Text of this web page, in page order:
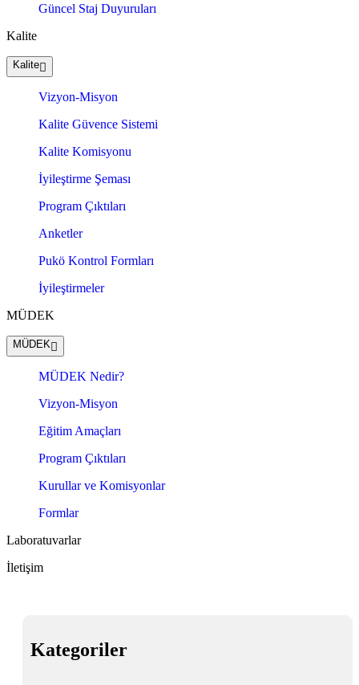
Güncel Staj Duyuruları
Kalite
Kalite
Vizyon-Misyon
Kalite Güvence Sistemi
Kalite Komisyonu
İyileştirme Şeması
Program Çıktıları
Anketler
Pukö Kontrol Formları
İyileştirmeler
MÜDEK
MÜDEK
MÜDEK Nedir?
Vizyon-Misyon
Eğitim Amaçları
Program Çıktıları
Kurullar ve Komisyonlar
Formlar
Laboratuvarlar
İletişim
Kategoriler